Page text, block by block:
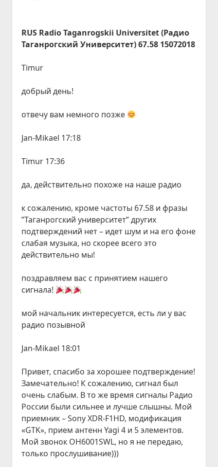
RUS Radio Taganrogskii Universitet (Радио
Таганрогский Университет) 67.58 15072018
Timur
добрый день!
отвечу вам немного позже
Jan-Mikael 17:18
Timur 17:36
да, действительно похоже на наше радио
к сожалению, кроме частоты 67.58 и фразы
”Таганрогский университет” других
подтверждений нет – идет шум и на его фоне
слабая музыка, но скорее всего это
действительно мы!
поздравляем вас с принятием нашего
сигнала!
мой начальник интересуется, есть ли у вас
радио позывной
Jan-Mikael 18:01
Привет, спасибо за хорошее подтверждение!
Замечательно! К сожалению, сигнал был
очень слабым. В то же время сигналы Радио
России были сильнее и лучше слышны. Мой
приемник – Sony XDR-F1HD, модификация
«GTK», прием антенн Yagi 4 и 5 элементов.
Мой звонок OH6001SWL, но я не передаю,
только прослушивание)))